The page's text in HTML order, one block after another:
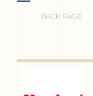
BACK PAGE